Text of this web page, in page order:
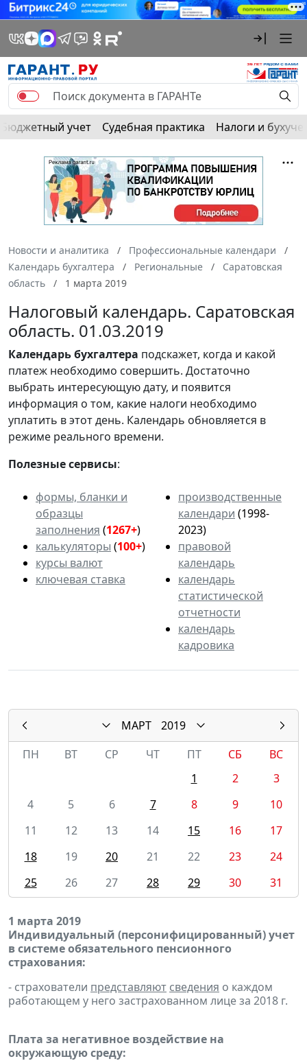
Бюджетный учет Судебная практика Налоги и
Новости и аналитика
Профессиональные календари
Календарь бухгалтера
Региональные
Саратовская
область
1 марта 2019
Налоговый календарь. Саратовская
область. 01.03.2019
Календарьбухгалтера подскажет, когда и какой
платеж необходимо совершить. Достаточно
выбрать интересующую дату, и появится
информация о том, какие налоги необходимо
уплатить в этот день. Календарь обновляется в
режиме реального времени.
Полезные сервисы:
формы, бланки и
образцы
заполнения (1267+)
калькуляторы (100+)
курсы валют
ключевая ставка
производственные
календари (1998-
2023)
правовой
календарь
календарь
статистической
отчетности
календарь
кадровика
МАРТ
2019
ПН
ВТ СР ЧТ ПТ СБ
ВС
1
2
3
4
5 6 7 8 9
10
11
12 13 14 15 16
17
18
19 20 21 22 23
24
25
26 27 28 29 30 31
1 марта 2019
Индивидуальный (персонифицированный) учет
в системе обязательного пенсионного
страхования:
- страхователи представляют сведения о каждом
работающем у него застрахованном лице за 2018 г.
Плата за негативное воздействие на
окружающую среду: